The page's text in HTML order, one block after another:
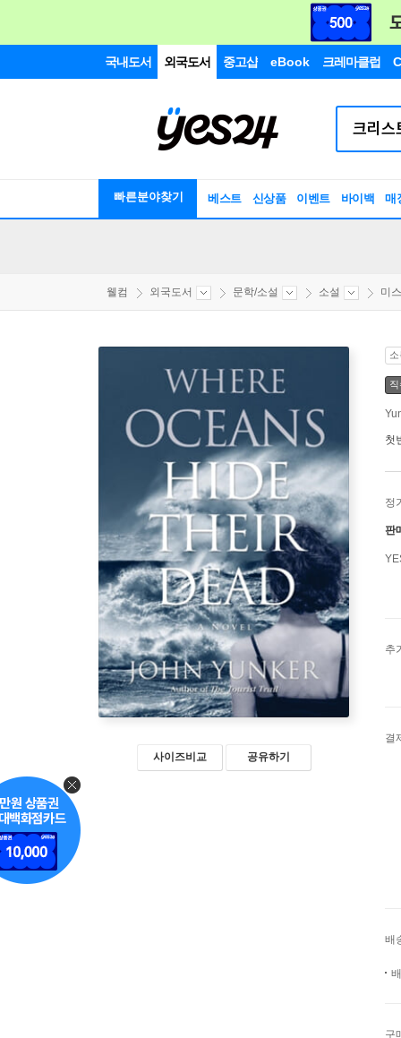
국내도서 외국도서 중고샵 eBook 크레마클럽
빠른분야찾기 베스트 신상품 이벤트 바이백 매
웰컴 외국도서 문학/소설 소설 미
사이즈비교 공유하기
첫
정
판
추
결
배
구